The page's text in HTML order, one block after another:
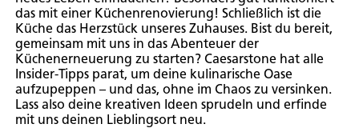
das mit einer Küchenrenovierung! Schließlich ist die
Küche das Herzstück unseres Zuhauses. Bist du bereit,
gemeinsam mit uns in das Abenteuer der
Küchenerneuerung zu starten? Caesarstone hat alle
Insider-Tipps parat, um deine kulinarische Oase
aufzupeppen – und das, ohne im Chaos zu versinken.
Lass also deine kreativen Ideen sprudeln und erfinde
mit uns deinen Lieblingsort neu.